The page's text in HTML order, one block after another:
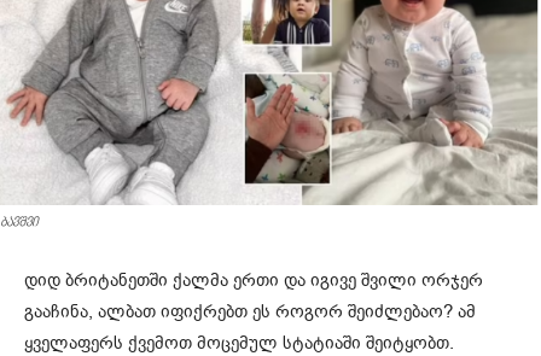
ბავშვი
დიდ ბრიტანეთში ქალმა ერთი და იგივე შვილი ორჯერ
გააჩინა, ალბათ იფიქრებთ ეს როგორ შეიძლებაო? ამ
ყველაფერს ქვემოთ მოცემულ სტატიაში შეიტყობთ.